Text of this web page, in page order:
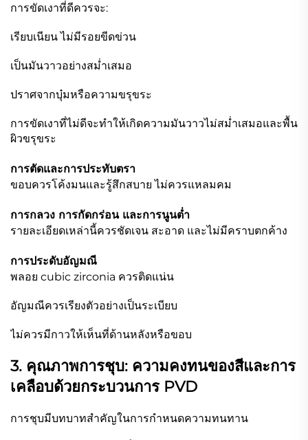
การขัดเงาที่ดีควรจะ:
เรียบเนียน ไม่มีรอยขีดข่วน
เป็นมันวาวอย่างสม่ำเสมอ
ปราศจากบุ๋มหรือความขรุขระ
การขัดเงาที่ไม่ดีจะทำให้เกิดความมันวาวไม่สม่ำเสมอและพื้น
ผิวขรุขระ
การตัดและการประทับตรา
ขอบควรโค้งมนและรู้สึกสบาย ไม่ควรแหลมคม
การกลวง การกัดกร่อน และการนูนต่ำ
รายละเอียดเหล่านี้ควรชัดเจน สะอาด และไม่มีคราบตกค้าง
การประดับอัญมณี
พลอย cubic zirconia ควรติดแน่น
อัญมณีควรเรียงตัวอย่างเป็นระเบียบ
ไม่ควรมีกาวให้เห็นที่ด้านหลังหรือขอบ
3. คุณภาพการชุบ: ความคงทนของสีและการ
เคลือบด้วยกระบวนการ PVD
การชุบมีบทบาทสำคัญในการกำหนดความทนทาน